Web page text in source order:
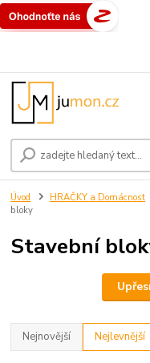
Úvod HRAČKY a Domácnost
bloky
Stavební
Nejnovější Nejlevnější